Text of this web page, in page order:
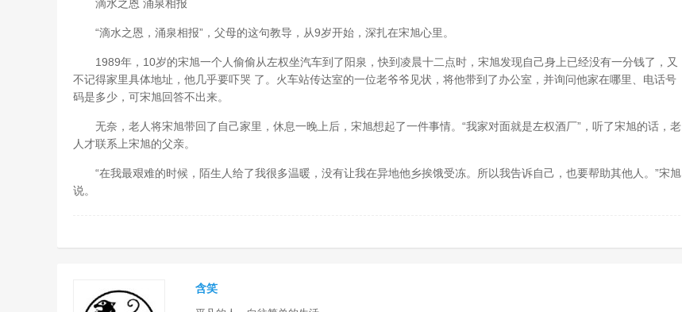
滴水之恩 涌泉相报
“滴水之恩，涌泉相报”，父母的这句教导，从9岁开始，深扎在宋旭心里。
1989年，10岁的宋旭一个人偷偷从左权坐汽车到了阳泉，快到凌晨十二点时，宋旭发现自己身上已经没有一分钱了，又
不记得家里具体地址，他几乎要吓哭 了。火车站传达室的一位老爷爷见状，将他带到了办公室，并询问他家在哪里、电话号
码是多少，可宋旭回答不出来。
无奈，老人将宋旭带回了自己家里，休息一晚上后，宋旭想起了一件事情。“我家对面就是左权酒厂”，听了宋旭的话，老
人才联系上宋旭的父亲。
“在我最艰难的时候，陌生人给了我很多温暖，没有让我在异地他乡挨饿受冻。所以我告诉自己，也要帮助其他人。”宋旭
说。
含笑